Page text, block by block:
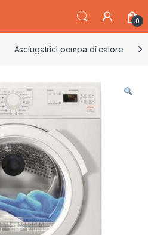
0
Asciugatrici pompa di calore